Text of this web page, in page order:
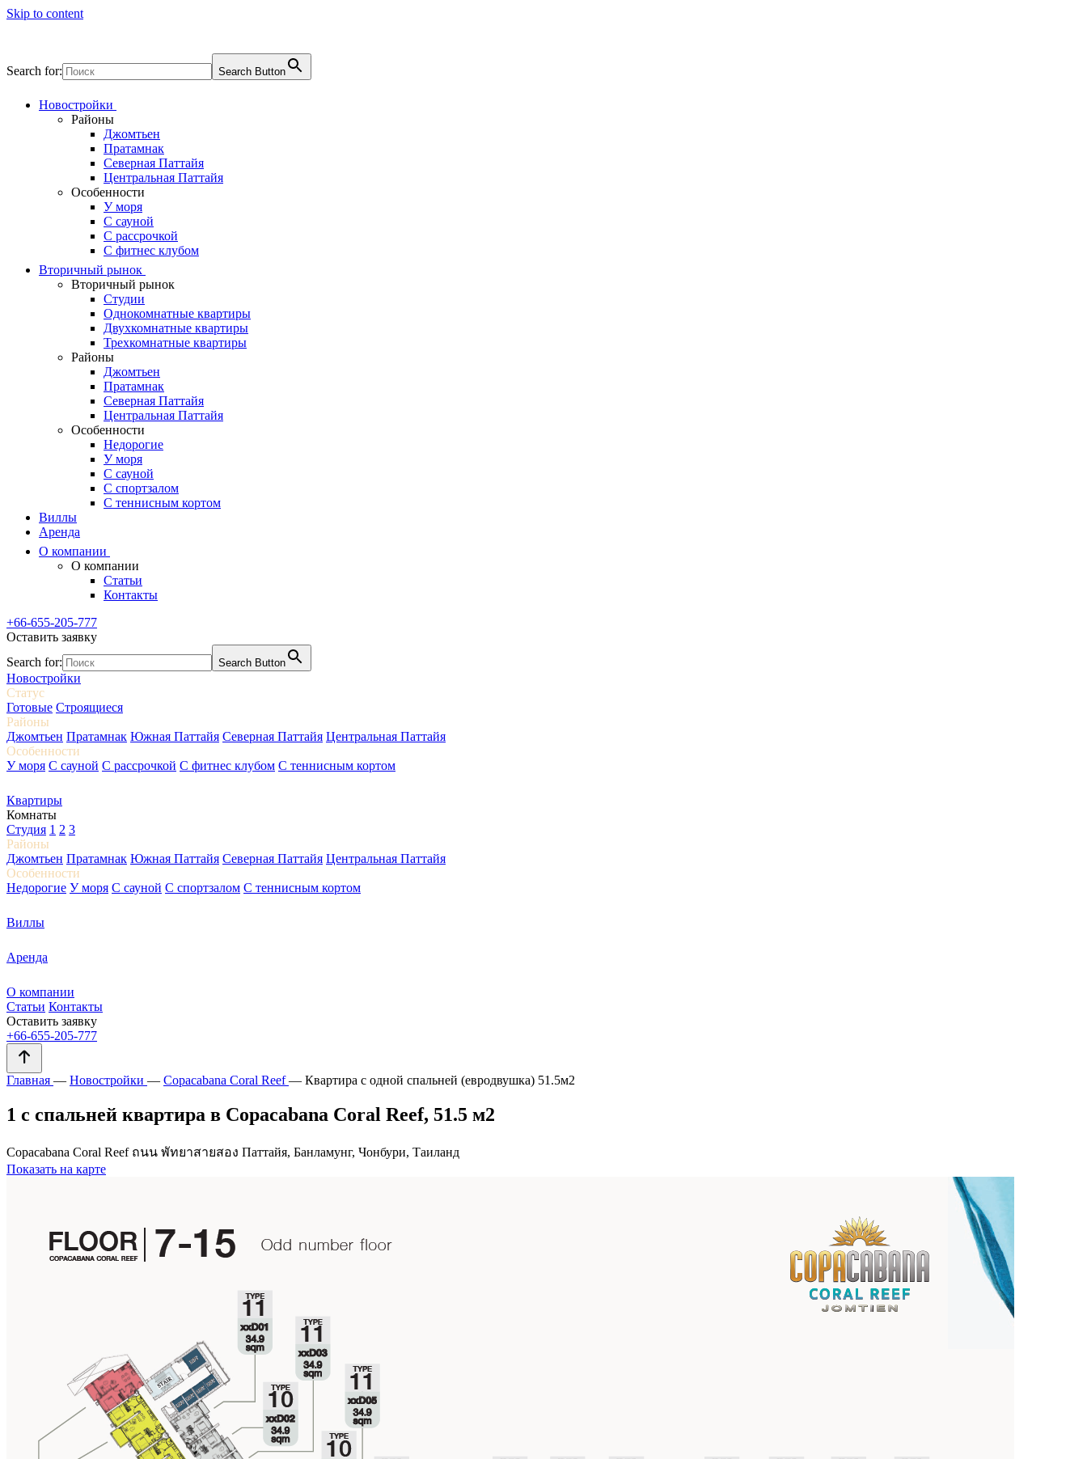
Skip to content
Search for: Search Button
Новостройки
Районы
Джомтьен
Пратамнак
Северная Паттайя
Центральная Паттайя
Особенности
У моря
С сауной
С рассрочкой
С фитнес клубом
Вторичный рынок
Вторичный рынок
Студии
Однокомнатные квартиры
Двухкомнатные квартиры
Трехкомнатные квартиры
Районы
Джомтьен
Пратамнак
Северная Паттайя
Центральная Паттайя
Особенности
Недорогие
У моря
С сауной
С спортзалом
С теннисным кортом
Виллы
Аренда
О компании
О компании
Статьи
Контакты
+66-655-205-777
Оставить заявку
Search for:
Search Button
Новостройки
Статус
Готовые Строящиеся
Районы
Джомтьен Пратамнак Южная Паттайя Северная Паттайя Центральная Паттайя
Особенности
У моря С сауной С рассрочкой С фитнес клубом С теннисным кортом
Квартиры
Комнаты
Студия 1 2 3
Районы
Джомтьен Пратамнак Южная Паттайя Северная Паттайя Центральная Паттайя
Особенности
Недорогие У моря С сауной С спортзалом С теннисным кортом
Виллы
Аренда
О компании
Статьи Контакты
Оставить заявку
+66-655-205-777
Главная — Новостройки — Copacabana Coral Reef — Квартира с одной спальней (евродвушка) 51.5м2
1 с спальней квартира в Copacabana Coral Reef, 51.5 м2
Copacabana Coral Reef ถนน พัทยาสายสอง Паттайя, Банламунг, Чонбури, Таиланд
Показать на карте